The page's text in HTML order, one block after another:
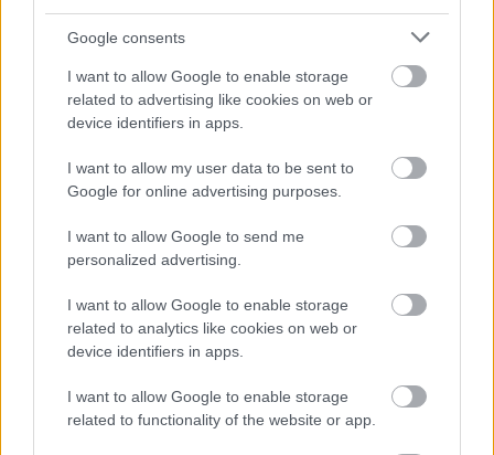
Google consents
I want to allow Google to enable storage
related to advertising like cookies on web or
device identifiers in apps.
I want to allow my user data to be sent to
Google for online advertising purposes.
I want to allow Google to send me
personalized advertising.
I want to allow Google to enable storage
related to analytics like cookies on web or
device identifiers in apps.
I want to allow Google to enable storage
related to functionality of the website or app.
Támogasd adományoddal
a ManUtdFanatics.hu működését!
Kapcsolódó hírek
PLETYKÁK, ÁTIGAZOLÁSOK
TÁRGYALÁSOKAT FOLYTAT A
UNITED TIELEMANSRÓL